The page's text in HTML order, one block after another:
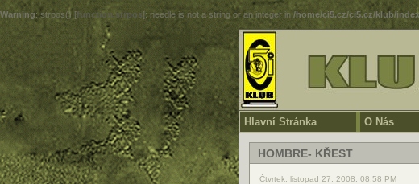
Warning: strpos() [function.strpos]: needle is not a string or an integer in/home/ci5.cz/ci5.cz/klub/
Hlavní Stránka O Nás
HOMBRE- KŘEST
Čtvrtek, listopad 27, 2008, 08:58 PM